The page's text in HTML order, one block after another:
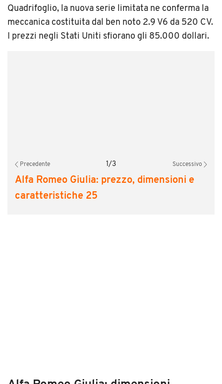
Quadrifoglio, la nuova serie limitata ne conferma la
meccanica costituita dal ben noto 2.9 V6 da 520 CV.
I prezzi negli Stati Uniti sfiorano gli 85.000 dollari.
Precedente 1/3 Successivo
Alfa Romeo Giulia: prezzo, dimensioni e
caratteristiche 25